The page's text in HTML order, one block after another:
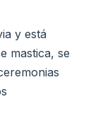
y está
mastica, se